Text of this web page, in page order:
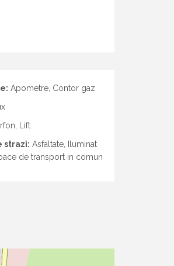
Apometre, Contor gaz
Lift
strazi: Asfaltate, Iluminat
de transport in comun